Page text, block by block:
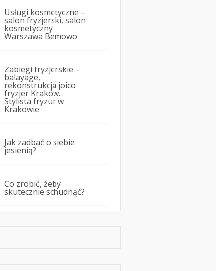
Usługi kosmetyczne –
salon fryzjerski, salon
kosmetyczny
Warszawa Bemowo
Zabiegi fryzjerskie –
balayage,
rekonstrukcja joico
fryzjer Kraków.
Stylista fryzur w
Krakowie
Jak zadbać o siebie
jesienią?
Co zrobić, żeby
skutecznie schudnąć?